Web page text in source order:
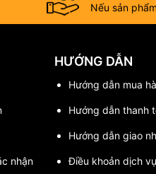
Nếu sản
nhận
HƯỚNG DẪN
Hướng dẫn mua
Hướng dẫn thanh
Hướng dẫn giao
Điều khoản dịch vụ